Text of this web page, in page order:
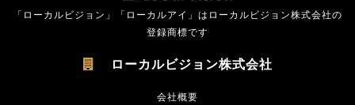
「ローカルビジョン」「ローカルアイ」はローカルビジョン株式会社の
登録商標です
 ローカルビジョン株式会社
会社概要